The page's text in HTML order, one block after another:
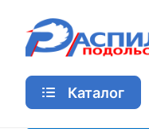
Каталог